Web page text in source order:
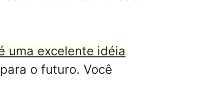
uma excelente idéia
o futuro. Você